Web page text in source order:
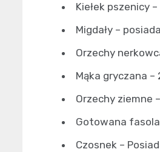
Kiełek pszenicy
Migdały –
Orzechy
Mąka gryczana –
Orzechy ziemne
Gotowana
Czosnek –